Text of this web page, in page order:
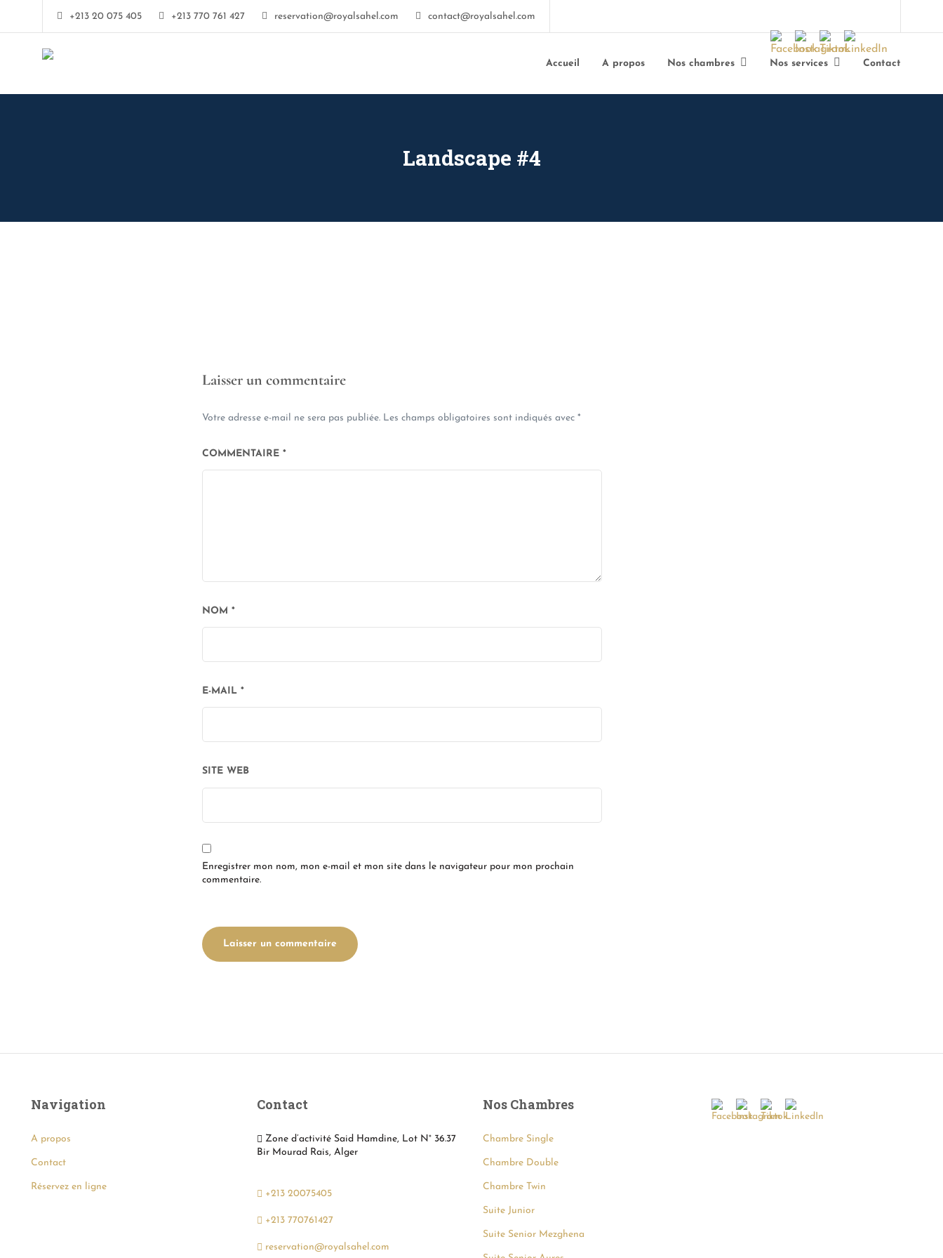
+213 20 075 405 +213 770 761 427 reservation@royalsahel.com contact@royalsahel.com
Hôtel Royal
Accueil A propos Nos chambres Nos services Contact
Landscape #4
Laisser un commentaire
Votre adresse e-mail ne sera pas publiée. Les champs obligatoires sont indiqués avec *
COMMENTAIRE *
NOM *
E-MAIL *
SITE WEB
Enregistrer mon nom, mon e-mail et mon site dans le navigateur pour mon prochain
commentaire.
Navigation
A propos
Contact
Réservez en ligne
Contact
Zone d’activité Said Hamdine, Lot N° 36.37
Bir Mourad Rais, Alger
+213 20075405
+213 770761427
reservation@royalsahel.com
Nos Chambres
Chambre Single
Chambre Double
Chambre Twin
Suite Junior
Suite Senior Mezghena